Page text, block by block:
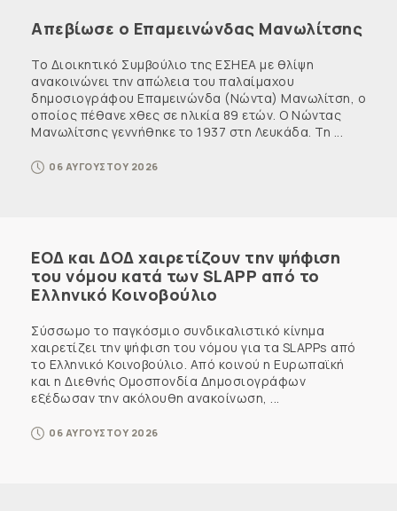
Απεβίωσε ο Επαμεινώνδας Μανωλίτσης
Το Διοικητικό Συμβούλιο της ΕΣΗΕΑ με θλίψη
ανακοινώνει την απώλεια του παλαίμαχου
δημοσιογράφου Επαμεινώνδα (Νώντα) Μανωλίτση, ο
οποίος πέθανε χθες σε ηλικία 89 ετών. Ο Νώντας
Μανωλίτσης γεννήθηκε το 1937 στη Λευκάδα. Τη ...
06 ΑΥΓΟΥΣΤΟΥ 2026
ΕΟΔ και ΔΟΔ χαιρετίζουν την ψήφιση
του νόμου κατά των SLAPP από το
Ελληνικό Κοινοβούλιο
Σύσσωμο το παγκόσμιο συνδικαλιστικό κίνημα
χαιρετίζει την ψήφιση του νόμου για τα SLAPPs από
το Ελληνικό Κοινοβούλιο. Από κοινού η Ευρωπαϊκή
και η Διεθνής Ομοσπονδία Δημοσιογράφων
εξέδωσαν την ακόλουθη ανακοίνωση, ...
06 ΑΥΓΟΥΣΤΟΥ 2026